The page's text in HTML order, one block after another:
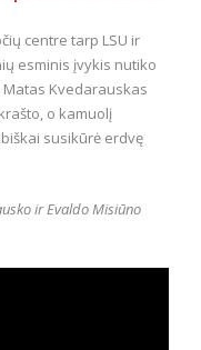
centre tarp LSU ir
esminis įvykis nutiko
Matas Kvedarauskas
o kamuolį
susikūrė erdvę
ir Evaldo Misiūno